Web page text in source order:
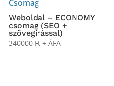
Weboldal – ECONOMY
csomag (SEO +
szövegírással)
340000 Ft + ÁFA